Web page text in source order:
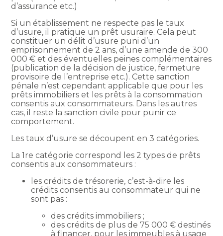
d’assurance etc.)
Si un établissement ne respecte pas le taux
d’usure, il pratique un prêt usuraire. Cela peut
constituer un délit d’usure puni d’un
emprisonnement de 2 ans, d’une amende de 300
000 € et des éventuelles peines complémentaires
(publication de la décision de justice, fermeture
provisoire de l’entreprise etc.). Cette sanction
pénale n’est cependant applicable que pour les
prêts immobiliers et les prêts à la consommation
consentis aux consommateurs. Dans les autres
cas, il reste la sanction civile pour punir ce
comportement.
Les taux d’usure se découpent en 3 catégories.
La 1re catégorie correspond les 2 types de prêts
consentis aux consommateurs :
les crédits de trésorerie, c’est-à-dire les
crédits consentis au consommateur qui ne
sont pas :
des crédits immobiliers ;
des crédits de plus de 75 000 € destinés
à financer, pour les immeubles à usage